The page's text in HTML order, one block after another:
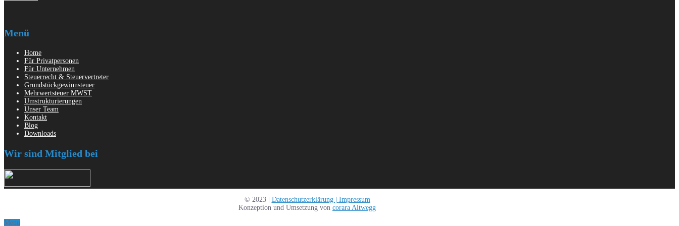
Menü
Home
Für Privatpersonen
Für Unternehmen
Steuerrecht & Steuervertreter
Grundstückgewinnsteuer
Mehrwertsteuer MWST
Umstrukturierungen
Unser Team
Kontakt
Blog
Downloads
Wir sind Mitglied bei
© 2023 | Datenschutzerklärung | Impressum
Konzeption und Umsetzung von corara Altwegg
Menu